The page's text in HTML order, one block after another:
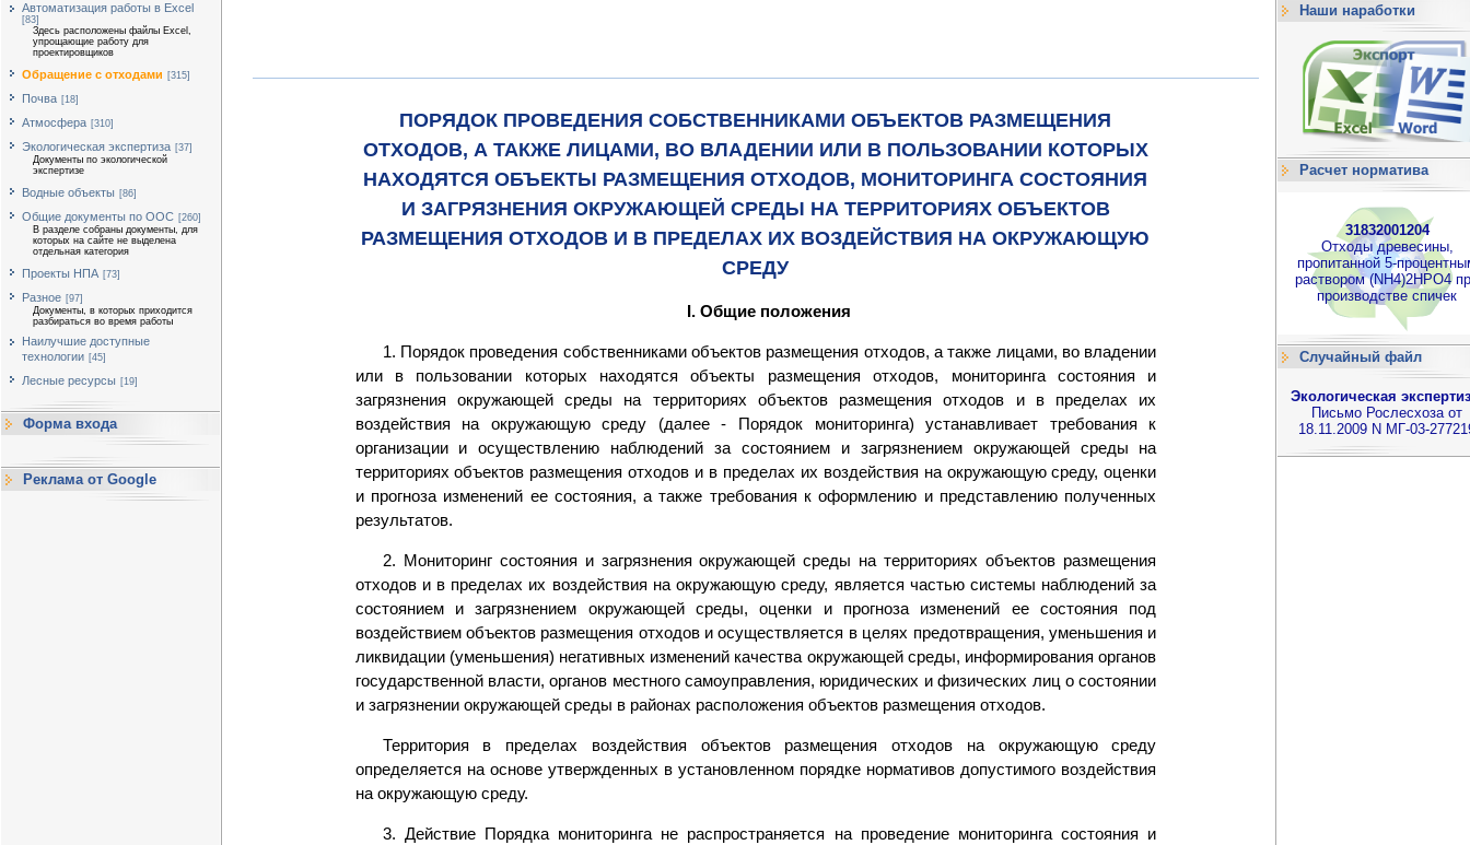
Автоматизация работы в Excel
[83]
Здесь расположены файлы Excel,
упрощающие работу для
проектировщиков
Обращение с отходами [315]
Почва [18]
Атмосфера [310]
Экологическая экспертиза [37]
Документы по экологической
экспертизе
Водные объекты [86]
Общие документы по ООС [260]
В разделе собраны документы, для
которых на сайте не выделена
отдельная категория
Проекты НПА [73]
Разное [97]
Документы, в которых приходится
разбираться во время работы
Наилучшие доступные
технологии [45]
Лесные ресурсы [19]
Форма входа
Реклама от Google
ПОРЯДОК ПРОВЕДЕНИЯ СОБСТВЕННИКАМИ ОБЪЕКТОВ РАЗМЕЩЕНИЯ
ОТХОДОВ, А ТАКЖЕ ЛИЦАМИ, ВО ВЛАДЕНИИ ИЛИ В ПОЛЬЗОВАНИИ КОТОРЫХ
НАХОДЯТСЯ ОБЪЕКТЫ РАЗМЕЩЕНИЯ ОТХОДОВ, МОНИТОРИНГА СОСТОЯНИЯ
И ЗАГРЯЗНЕНИЯ ОКРУЖАЮЩЕЙ СРЕДЫ НА ТЕРРИТОРИЯХ ОБЪЕКТОВ
РАЗМЕЩЕНИЯ ОТХОДОВ И В ПРЕДЕЛАХ ИХ ВОЗДЕЙСТВИЯ НА ОКРУЖАЮЩУЮ
СРЕДУ
I. Общие положения
1. Порядок проведения собственниками объектов размещения отходов, а также лицами, во владении
или в пользовании которых находятся объекты размещения отходов, мониторинга состояния и
загрязнения окружающей среды на территориях объектов размещения отходов и в пределах их
воздействия на окружающую среду (далее - Порядок мониторинга) устанавливает требования к
организации и осуществлению наблюдений за состоянием и загрязнением окружающей среды на
территориях объектов размещения отходов и в пределах их воздействия на окружающую среду, оценки
и прогноза изменений ее состояния, а также требования к оформлению и представлению полученных
результатов.
2. Мониторинг состояния и загрязнения окружающей среды на территориях объектов размещения
отходов и в пределах их воздействия на окружающую среду, является частью системы наблюдений за
состоянием и загрязнением окружающей среды, оценки и прогноза изменений ее состояния под
воздействием объектов размещения отходов и осуществляется в целях предотвращения, уменьшения и
ликвидации (уменьшения) негативных изменений качества окружающей среды, информирования органов
государственной власти, органов местного самоуправления, юридических и физических лиц о состоянии
и загрязнении окружающей среды в районах расположения объектов размещения отходов.
Территория в пределах воздействия объектов размещения отходов на окружающую среду
определяется на основе утвержденных в установленном порядке нормативов допустимого воздействия
на окружающую среду.
3. Действие Порядка мониторинга не распространяется на проведение мониторинга состояния и
Наши наработки
Расчет норматива
31832001204
Отходы древесины,
пропитанной 5-
раствором (NH4)2HPO4
производстве спичек
Случайный файл
Экологическая
Письмо Рослесхоза от
18.11.2009 N МГ-03-